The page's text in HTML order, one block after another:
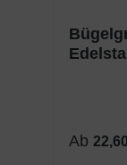
Ab